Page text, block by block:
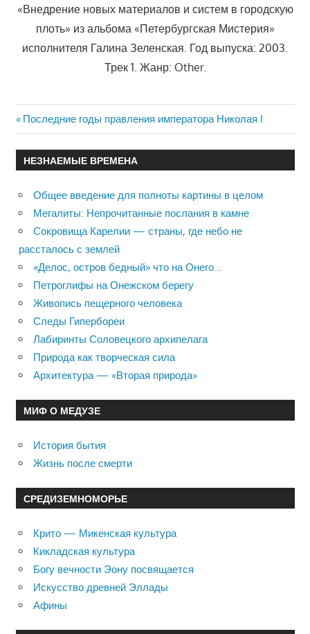
«Внедрение новых материалов и систем в городскую
плоть» из альбома «Петербургская Мистерия»
исполнителя Галина Зеленская. Год выпуска: 2003.
Трек 1. Жанр: Other.
Навигация
по
записям
Previous
Post:
Последние годы правления императора Николая I
НЕЗНАЕМЫЕ ВРЕМЕНА
Общее введение для полноты картины в целом
Мегалиты: Непрочитанные послания в камне
Сокровища Карелии — страны, где небо не
рассталось с землей
«Делос, остров бедный» что на Онего…
Петроглифы на Онежском берегу
Живопись пещерного человека
Следы Гипербореи
Лабиринты Соловецкого архипелага
Природа как творческая сила
Архитектура — «Вторая природа»
МИФ О МЕДУЗЕ
История бытия
Жизнь после смерти
СРЕДИЗЕМНОМОРЬЕ
Крито — Микенская культура
Кикладская культура
Богу вечности Эону посвящается
Искусство древней Эллады
Афины